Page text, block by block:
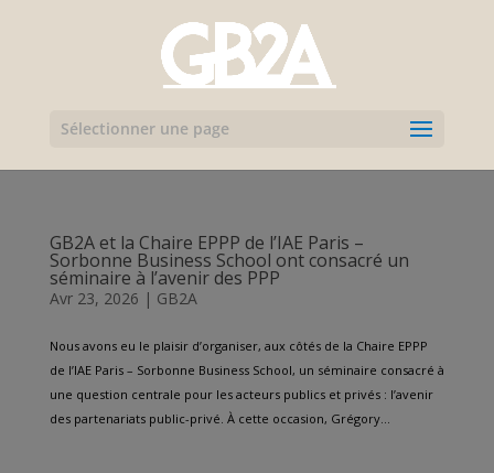
Sélectionner une page
GB2A et la Chaire EPPP de l’IAE Paris –
Sorbonne Business School ont consacré un
séminaire à l’avenir des PPP
Avr 23, 2026 | GB2A
Nous avons eu le plaisir d’organiser, aux côtés de la Chaire EPPP
de l’IAE Paris – Sorbonne Business School, un séminaire consacré à
une question centrale pour les acteurs publics et privés : l’avenir
des partenariats public-privé. À cette occasion, Grégory...